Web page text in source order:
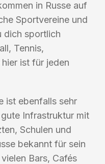
in Russe auf
Sportvereine und
dich sportlich
Tennis,
ist für jeden
ist ebenfalls sehr
Infrastruktur mit
Schulen und
bekannt für sein
Bars, Cafés